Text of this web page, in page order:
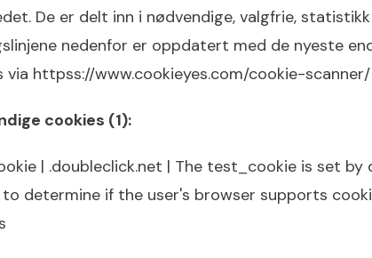
De er delt inn i nødvendige, valgfrie,
nedenfor er oppdatert med de nyeste
via httpss://www.cookieyes.com/cookie-scanner/
cookies (1):
| .doubleclick.net | The test_cookie is set by
to determine if the user's browser supports